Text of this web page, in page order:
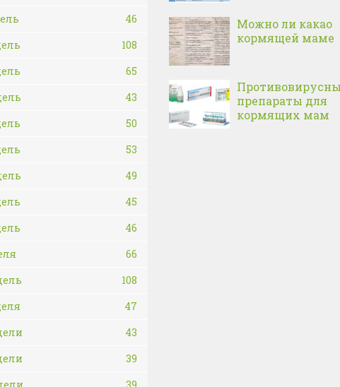
46
108
65
43
50
53
49
45
46
66
108
47
43
39
Можно ли какао
кормящей маме
препараты для
кормящих мам